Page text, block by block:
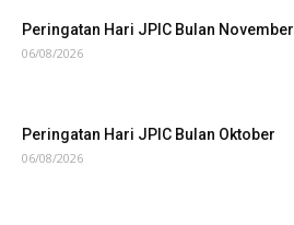
Peringatan Hari JPIC Bulan November
06/08/2026
Peringatan Hari JPIC Bulan Oktober
06/08/2026